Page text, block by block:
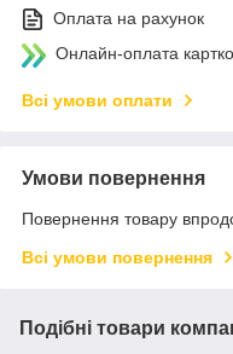
Оплата на рахунок
Онлайн-оплата
Всі умови оплати
Умови повернення
Повернення товару
Всі умови повернення
Подібні товари